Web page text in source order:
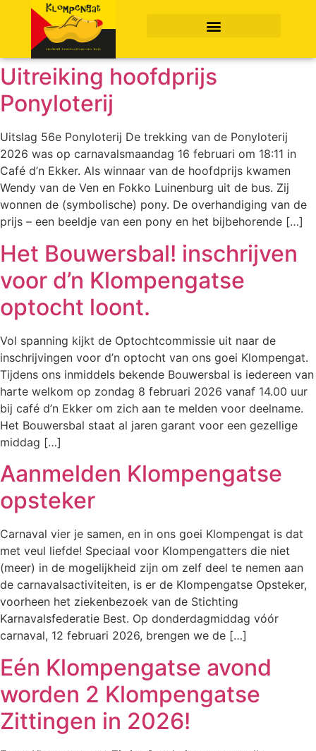
Uitreiking hoofdprijs
Ponyloterij
Uitslag 56e Ponyloterij De trekking van de Ponyloterij
2026 was op carnavalsmaandag 16 februari om 18:11 in
Café d’n Ekker. Als winnaar van de hoofdprijs kwamen
Wendy van de Ven en Fokko Luinenburg uit de bus. Zij
wonnen de (symbolische) pony. De overhandiging van de
prijs – een beeldje van een pony en het bijbehorende […]
Het Bouwersbal! inschrijven
voor d’n Klompengatse
optocht loont.
Vol spanning kijkt de Optochtcommissie uit naar de
inschrijvingen voor d’n optocht van ons goei Klompengat.
Tijdens ons inmiddels bekende Bouwersbal is iedereen van
harte welkom op zondag 8 februari 2026 vanaf 14.00 uur
bij café d’n Ekker om zich aan te melden voor deelname.
Het Bouwersbal staat al jaren garant voor een gezellige
middag […]
Aanmelden Klompengatse
opsteker
Carnaval vier je samen, en in ons goei Klompengat is dat
met veul liefde! Speciaal voor Klompengatters die niet
(meer) in de mogelijkheid zijn om zelf deel te nemen aan
de carnavalsactiviteiten, is er de Klompengatse Opsteker,
voorheen het ziekenbezoek van de Stichting
Karnavalsfederatie Best. Op donderdagmiddag vóór
carnaval, 12 februari 2026, brengen we de […]
Eén Klompengatse avond
worden 2 Klompengatse
Zittingen in 2026!